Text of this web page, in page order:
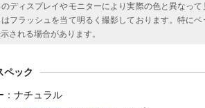
ディスプレイやモニターにより実際の色と異なって
フラッシュを当て明るく撮影しております。特に
される場合があります。
ペック
：ナチュラル